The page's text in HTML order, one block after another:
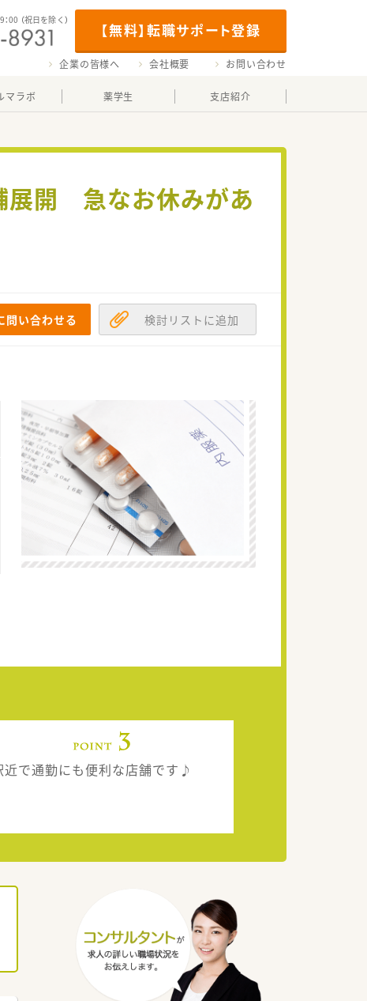
【無料】転職サポート登録
00 （祝日を除く）
企業の皆様へ 会社概要 お問い合わせ
マラボ 薬学生 支店紹介
展開 急なお休みがあ
問い合わせる 検討リストに追加
近で通勤にも便利な店舗です♪